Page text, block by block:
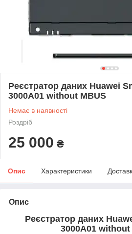
Реєстратор даних Huawei
3000A01 without MBUS
Немає в наявності
Роздріб
25 000 ₴
Опис Характеристики
Опис
Реєстратор даних
3000A01 without